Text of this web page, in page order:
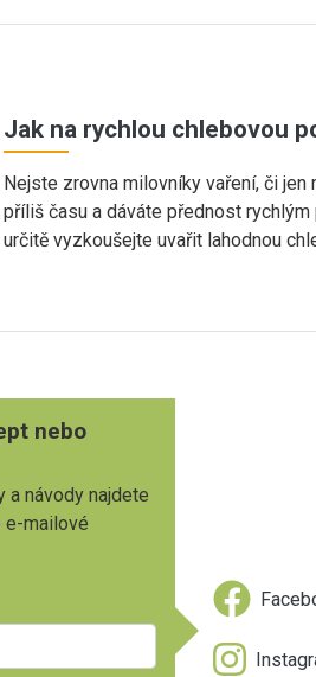
Jak na rychlou chlebovou
Nejste zrovna milovníky vaření, či jen
příliš času a dáváte přednost
určitě vyzkoušejte uvařit lahodnou
nebo
a návody najdete
e-mailové